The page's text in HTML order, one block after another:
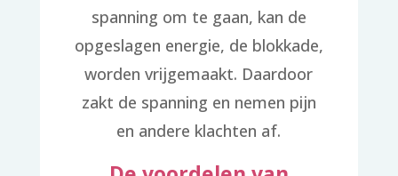
spanning om te gaan, kan de
opgeslagen energie, de blokkade,
worden vrijgemaakt. Daardoor
zakt de spanning en nemen pijn
en andere klachten af.